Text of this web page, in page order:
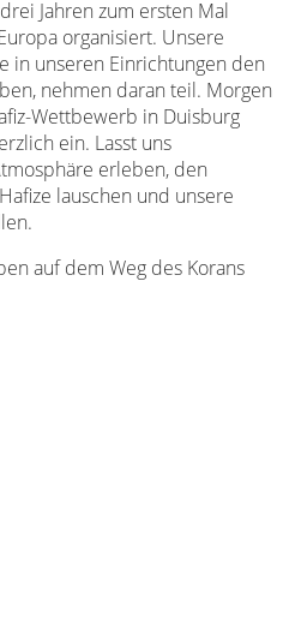
Jahren zum ersten Mal
organisiert. Unsere
in unseren Einrichtungen den
nehmen daran teil. Morgen
Wettbewerb in Duisburg
ein. Lasst uns
erleben, den
lauschen und unsere
auf dem Weg des Korans